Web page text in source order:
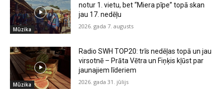
Mūzika
notur 1. vietu, bet “Miera pīpe” topā skan
jau 17. nedēļu
2026. gada 7. augusts
Mūzika
Radio SWH TOP20: trīs nedēļas topā un jau
virsotnē – Prāta Vētra un Fiņķis kļūst par
jaunajiem līderiem
2026. gada 31. jūlijs